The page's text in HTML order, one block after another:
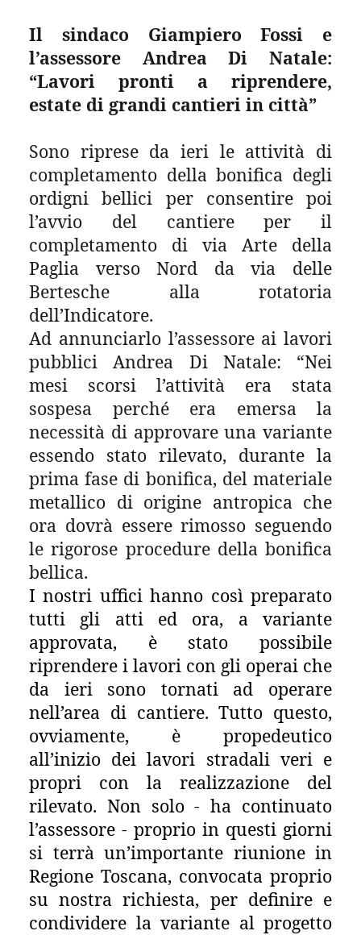
Il sindaco Giampiero Fossi e
l’assessore Andrea Di Natale:
“Lavori pronti a riprendere,
estate di grandi cantieri in città”
Sono riprese da ieri le attività di
completamento della bonifica degli
ordigni bellici per consentire poi
l’avvio del cantiere per il
completamento di via Arte della
Paglia verso Nord da via delle
Bertesche alla rotatoria
dell’Indicatore.
Ad annunciarlo l’assessore ai lavori
pubblici Andrea Di Natale: “Nei
mesi scorsi l’attività era stata
sospesa perché era emersa la
necessità di approvare una variante
essendo stato rilevato, durante la
prima fase di bonifica, del materiale
metallico di origine antropica che
ora dovrà essere rimosso seguendo
le rigorose procedure della bonifica
bellica.
I nostri uffici hanno così preparato
tutti gli atti ed ora, a variante
approvata, è stato possibile
riprendere i lavori con gli operai che
da ieri sono tornati ad operare
nell’area di cantiere.Tutto questo,
ovviamente, è propedeutico
all’inizio dei lavori stradali veri e
propri con la realizzazione del
rilevato. Non solo - ha continuato
l’assessore - proprio in questi giorni
si terrà un’importante riunione in
Regione Toscana, convocata proprio
su nostra richiesta, per definire e
condividere la variante al progetto